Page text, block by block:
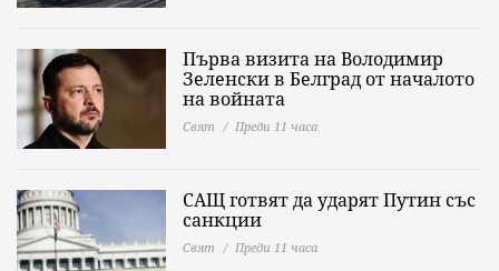
Първа визита на Володимир
Зеленски в Белград от началото
на войната
Свят Преди 11 часа
САЩ готвят да ударят Путин със
санкции
Свят Преди 11 часа